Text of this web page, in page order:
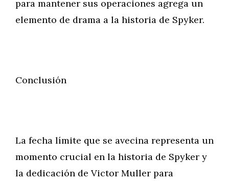
para mantener sus operaciones agrega un
elemento de drama a la historia de Spyker.
Conclusión
La fecha límite que se avecina representa un
momento crucial en la historia de Spyker y
la dedicación de Victor Muller para